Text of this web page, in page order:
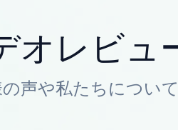
オレビュ
声や私たちについ